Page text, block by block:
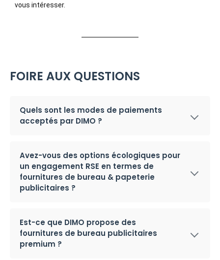
vous intéresser.
FOIRE AUX QUESTIONS
Quels sont les modes de paiements
acceptés par DIMO ?
Avez-vous des options écologiques pour
un engagement RSE en termes de
fournitures de bureau & papeterie
publicitaires ?
Est-ce que DIMO propose des
fournitures de bureau publicitaires
premium ?